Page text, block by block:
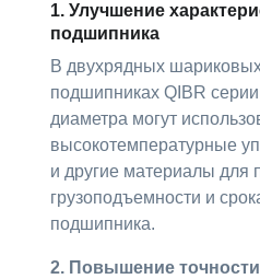
1. Улучшение
подшипника
В двухрядных
подшипниках QIBR
диаметра могут
высокотемпературные
и другие материалы для
грузоподъемности и
подшипника.
2. Повышение